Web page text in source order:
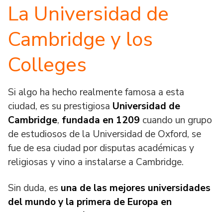
La Universidad de
Cambridge y los
Colleges
Si algo ha hecho realmente famosa a esta
ciudad, es su prestigiosa Universidad de
Cambridge, fundada en 1209 cuando un grupo
de estudiosos de la Universidad de Oxford, se
fue de esa ciudad por disputas académicas y
religiosas y vino a instalarse a Cambridge.
Sin duda, es una de las mejores universidades
del mundo y la primera de Europa en